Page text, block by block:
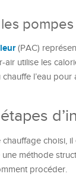
(PAC)
air utilise les
l’eau
choisi,
une méthode
procéder.